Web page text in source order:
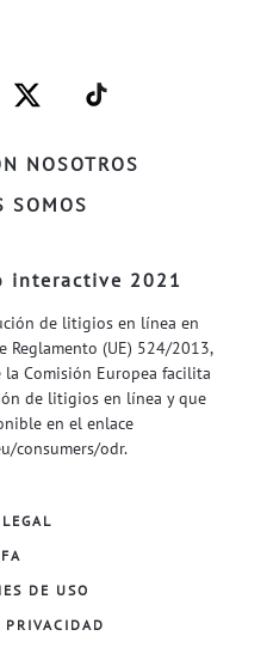
NOSOTROS
SOMOS
–
TWITTER–
–
WELIFE–
interactive 2021
de litigios en línea en
Reglamento (UE) 524/2013,
Comisión Europea facilita
de litigios en línea y que
en el enlace
consumers/odr.
DE USO